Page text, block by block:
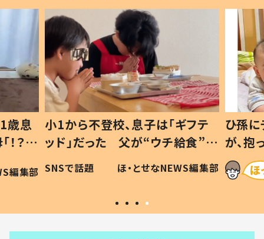
歳息
？」
編集部
小1から不登校、息子は「ギフテ
ッド」だった 父が“ウチ給食”を
作り続ける理由とは #令和の親
#令和の子
SNSで話題 ほ・とせなNEWS編集部
ひ孫
が、
「涙が
い」